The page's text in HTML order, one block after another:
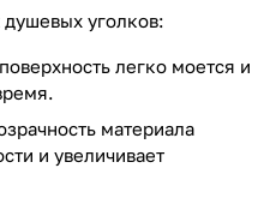
уголков:
легко моется и
материала
и увеличивает